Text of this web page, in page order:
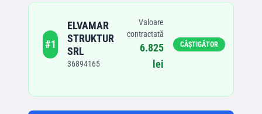
#1
ELVAMAR
STRUKTUR
SRL
36894165
Valoare
contractată
6.825
lei
CÂȘTIGĂTOR